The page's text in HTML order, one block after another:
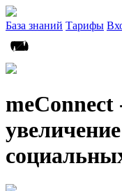
База знаний Тарифы
meConnect